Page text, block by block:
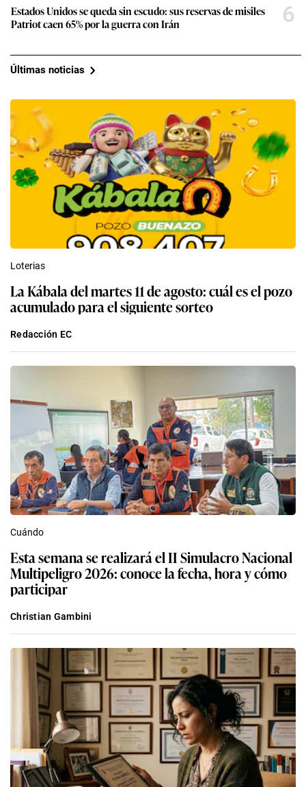
Estados Unidos se queda sin escudo: sus reservas de misiles
Patriot caen 65% por la guerra con Irán
6
Últimas noticias
Loterias
La Kábala del martes 11 de agosto: cuál es el pozo
acumulado para el siguiente sorteo
Redacción EC
Cuándo
Esta semana se realizará el II Simulacro Nacional
Multipeligro 2026: conoce la fecha, hora y cómo
participar
Christian Gambini